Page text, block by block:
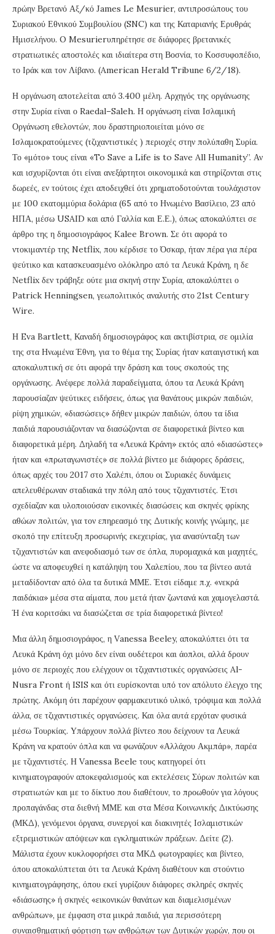
πρώην Βρετανό Αξ/κό James Le Mesurier, αντιπροσώπους του
Συριακού Εθνικού Συμβουλίου (SNC) και της Καταριανής Ερυθράς
Ημισελήνου. O Mesurierυπηρέτησε σε διάφορες βρετανικές
στρατιωτικές αποστολές και ιδιαίτερα στη Βοσνία, το Κοσσυφοπέδιο,
το Ιράκ και τον Λίβανο. (American Herald Tribune 6/2/18).
Η οργάνωση αποτελείται από 3.400 μέλη. Αρχηγός της οργάνωσης
στην Συρία είναι ο Raedal–Saleh. Η οργάνωση είναι Ισλαμική
Οργάνωση εθελοντών, που δραστηριοποιείται μόνο σε
Ισλαμοκρατούμενες (τζιχαντιστικές ) περιοχές στην πολύπαθη Συρία.
Το «μότο» τους είναι «To Save a Life is to Save All Humanity”. Αν
και ισχυρίζονται ότι είναι ανεξάρτητοι οικονομικά και στηρίζονται στις
δωρεές, εν τούτοις έχει αποδειχθεί ότι χρηματοδοτούνται τουλάχιστον
με 100 εκατομμύρια δολάρια (65 από το Ηνωμένο Βασίλειο, 23 από
ΗΠΑ, μέσω USAID και από Γαλλία και Ε.Ε.), όπως αποκαλύπτει σε
άρθρο της η δημοσιογράφος Kalee Brown. Σε ότι αφορά το
ντοκιμαντέρ της Netflix, που κέρδισε το Όσκαρ, ήταν πέρα για πέρα
ψεύτικο και κατασκευασμένο ολόκληρο από τα Λευκά Κράνη, η δε
Νetflixδεν τράβηξε ούτε μια σκηνή στην Συρία, αποκαλύπτει ο
Patrick Henningsen, γεωπολιτικός αναλυτής στο 21st Century
Wire.
Η Eva Bartlett, Καναδή δημοσιογράφος και ακτιβίστρια, σε ομιλία
της στα Ηνωμένα Έθνη, για το θέμα της Συρίας ήταν καταιγιστική και
αποκαλυπτική σε ότι αφορά την δράση και τους σκοπούς της
οργάνωσης. Ανέφερε πολλά παραδείγματα, όπου τα Λευκά Κράνη
παρουσίαζαν ψεύτικες ειδήσεις, όπως για θανάτους μικρών παιδιών,
ρίψη χημικών, «διασώσεις» δήθεν μικρών παιδιών, όπου τα ίδια
παιδιά παρουσιάζονταν να διασώζονται σε διαφορετικά βίντεο και
διαφορετικά μέρη. Δηλαδή τα «Λευκά Κράνη» εκτός από «διασώστες»
ήταν και «πρωταγωνιστές» σε πολλά βίντεο με διάφορες δράσεις,
όπως αρχές του 2017 στο Χαλέπι, όπου οι Συριακές δυνάμεις
απελευθέρωναν σταδιακά την πόλη από τους τζιχαντιστές. Έτσι
σχεδίαζαν και υλοποιούσαν εικονικές διασώσεις και σκηνές φρίκης
αθώων πολιτών, για τον επηρεασμό της Δυτικής κοινής γνώμης, με
σκοπό την επίτευξη προσωρινής εκεχειρίας, για ανασύνταξη των
τζιχαντιστών και ανεφοδιασμό των σε όπλα, πυρομαχικά και μαχητές,
ώστε να αποφευχθεί η κατάληψη του Χαλεπίου, που τα βίντεο αυτά
μεταδίδονταν από όλα τα δυτικά ΜΜΕ. Έτσι είδαμε π.χ. «νεκρά
παιδάκια» μέσα στα αίματα, που μετά ήταν ζωντανά και χαμογελαστά.
Ή ένα κοριτσάκι να διασώζεται σε τρία διαφορετικά βίντεο!
Μια άλλη δημοσιογράφος, η Vanessa Beeley, αποκαλύπτει ότι τα
Λευκά Κράνη όχι μόνο δεν είναι ουδέτεροι και άοπλοι, αλλά δρουν
μόνο σε περιοχές που ελέγχουν οι τζιχαντιστικές οργανώσεις Al-
Nusra Front ή ISIS και ότι ευρίσκονται υπό τον απόλυτο έλεγχο της
πρώτης. Ακόμη ότι παρέχουν φαρμακευτικό υλικό, τρόφιμα και πολλά
άλλα, σε τζιχαντιστικές οργανώσεις. Και όλα αυτά ερχόταν φυσικά
μέσω Τουρκίας. Υπάρχουν πολλά βίντεο που δείχνουν τα Λευκά
Κράνη να κρατούν όπλα και να φωνάζουν «Αλλάχου Ακμπάρ», παρέα
με τζιχαντιστές. Η Vanessa Beele τους κατηγορεί ότι
κινηματογραφούν αποκεφαλισμούς και εκτελέσεις Σύρων πολιτών και
στρατιωτών και με το δίκτυο που διαθέτουν, το προωθούν για λόγους
προπαγάνδας στα διεθνή ΜΜΕ και στα Μέσα Κοινωνικής Δικτύωσης
(ΜΚΔ), γενόμενοι όργανα, συνεργοί και διακινητές Ισλαμιστικών
εξτρεμιστικών απόψεων και εγκληματικών πράξεων. Δείτε (2).
Μάλιστα έχουν κυκλοφορήσει στα ΜΚΔ φωτογραφίες και βίντεο,
όπου αποκαλύπτεται ότι τα Λευκά Κράνη διαθέτουν και στούντιο
κινηματογράφησης, όπου εκεί γυρίζουν διάφορες σκληρές σκηνές
«διάσωσης» ή σκηνές «εικονικών θανάτων και διαμελισμένων
ανθρώπων», με έμφαση στα μικρά παιδιά, για περισσότερη
συναισθηματική φόρτιση των ανθρώπων των Δυτικών χωρών, που οι